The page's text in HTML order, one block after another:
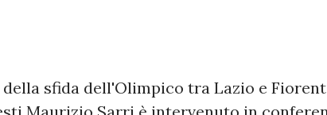
sfida dell'Olimpico tra Lazio e